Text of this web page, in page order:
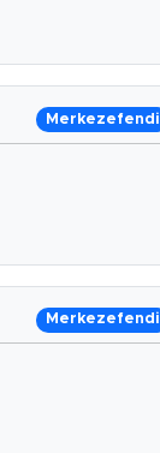
Merkezefendi
Merkezefendi